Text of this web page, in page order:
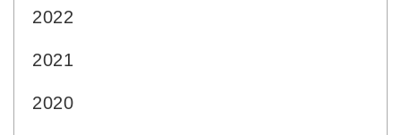
2022
2021
2020